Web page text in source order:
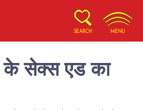
SEARCH MENU
सेक्स एड का